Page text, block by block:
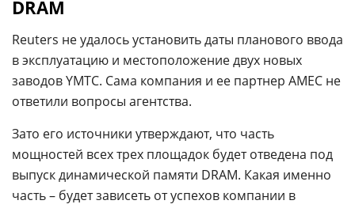
DRAM
Reuters не удалось установить даты планового ввода
в эксплуатацию и местоположение двух новых
заводов YMTC. Сама компания и ее партнер AMEC не
ответили вопросы агентства.
Зато его источники утверждают, что часть
мощностей всех трех площадок будет отведена под
выпуск динамической памяти DRAM. Какая именно
часть – будет зависеть от успехов компании в